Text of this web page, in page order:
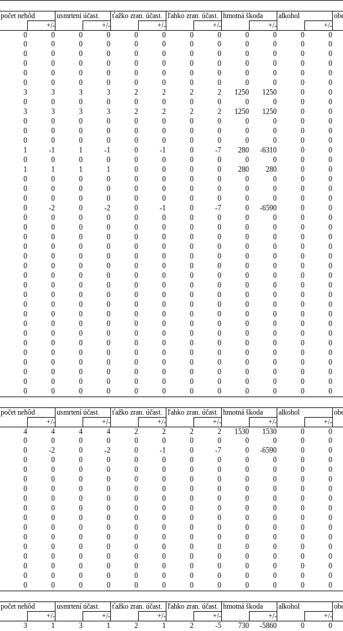
počet nehôd usmrtení účast. ťažko zran. účast. ľahko zran. účast. hmotná škoda alkohol
+/-
+/- +/- +/- +/- +/-
0 0 0 0 0 0 0 0 0 0 0 0
0 0 0 0 0 0 0 0 0 0 0 0
0 0 0 0 0 0 0 0 0 0 0 0
0 0 0 0 0 0 0 0 0 0 0 0
0 0 0 0 0 0 0 0 0 0 0 0
0 0 0 0 0 0 0 0 0 0 0 0
3 3 3 3 2 2 2 2 1250 1250 0 0
0 0 0 0 0 0 0 0 0 0 0 0
3 3 3 3 2 2 2 2 1250 1250 0 0
0 0 0 0 0 0 0 0 0 0 0 0
0 0 0 0 0 0 0 0 0 0 0 0
0 0 0 0 0 0 0 0 0 0 0 0
1 -1 1 -1 0 -1 0 -7 280 -6310 0 0
0 0 0 0 0 0 0 0 0 0 0 0
1 1 1 1 0 0 0 0 280 280 0 0
0 0 0 0 0 0 0 0 0 0 0 0
0 0 0 0 0 0 0 0 0 0 0 0
0 0 0 0 0 0 0 0 0 0 0 0
0 -2 0 -2 0 -1 0 -7 0 -6590 0 0
0 0 0 0 0 0 0 0 0 0 0 0
0 0 0 0 0 0 0 0 0 0 0 0
0 0 0 0 0 0 0 0 0 0 0 0
0 0 0 0 0 0 0 0 0 0 0 0
0 0 0 0 0 0 0 0 0 0 0 0
0 0 0 0 0 0 0 0 0 0 0 0
0 0 0 0 0 0 0 0 0 0 0 0
0 0 0 0 0 0 0 0 0 0 0 0
0 0 0 0 0 0 0 0 0 0 0 0
0 0 0 0 0 0 0 0 0 0 0 0
0 0 0 0 0 0 0 0 0 0 0 0
0 0 0 0 0 0 0 0 0 0 0 0
0 0 0 0 0 0 0 0 0 0 0 0
0 0 0 0 0 0 0 0 0 0 0 0
0 0 0 0 0 0 0 0 0 0 0 0
0 0 0 0 0 0 0 0 0 0 0 0
0 0 0 0 0 0 0 0 0 0 0 0
0 0 0 0 0 0 0 0 0 0 0 0
0 0 0 0 0 0 0 0 0 0 0 0
počet nehôd usmrtení účast. ťažko zran. účast. ľahko zran. účast. hmotná škoda alkohol
+/-
+/- +/- +/- +/- +/-
4 4 4 4 2 2 2 2 1530 1530 0 0
0 0 0 0 0 0 0 0 0 0 0 0
0 -2 0 -2 0 -1 0 -7 0 -6590 0 0
0 0 0 0 0 0 0 0 0 0 0 0
0 0 0 0 0 0 0 0 0 0 0 0
0 0 0 0 0 0 0 0 0 0 0 0
0 0 0 0 0 0 0 0 0 0 0 0
0 0 0 0 0 0 0 0 0 0 0 0
0 0 0 0 0 0 0 0 0 0 0 0
0 0 0 0 0 0 0 0 0 0 0 0
0 0 0 0 0 0 0 0 0 0 0 0
0 0 0 0 0 0 0 0 0 0 0 0
0 0 0 0 0 0 0 0 0 0 0 0
0 0 0 0 0 0 0 0 0 0 0 0
0 0 0 0 0 0 0 0 0 0 0 0
0 0 0 0 0 0 0 0 0 0 0 0
0 0 0 0 0 0 0 0 0 0 0 0
počet nehôd usmrtení účast. ťažko zran. účast. ľahko zran. účast. hmotná škoda alkohol
+/-
+/- +/- +/- +/- +/-
3 1 3 1 2 1 2 -5 730 -5860 0 0